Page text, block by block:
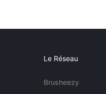
Le Réseau
Brusheezy